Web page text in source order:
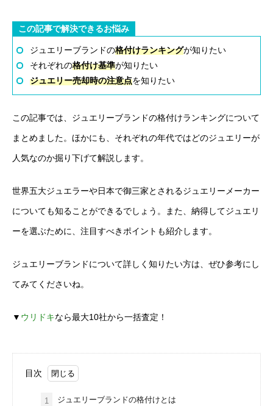
この記事で解決できるお悩み
ジュエリーブランドの格付けランキングが知りたい
それぞれの格付け基準が知りたい
ジュエリー売却時の注意点を知りたい
この記事では、ジュエリーブランドの格付けランキングについて
まとめました。ほかにも、それぞれの年代ではどのジュエリーが
人気なのか掘り下げて解説します。
世界五大ジュエラーや日本で御三家とされるジュエリーメーカー
についても知ることができるでしょう。また、納得してジュエリ
ーを選ぶために、注目すべきポイントも紹介します。
ジュエリーブランドについて詳しく知りたい方は、ぜひ参考にし
てみてくださいね。
▼ ウリドキなら最大10社から一括査定！
目次
1 ジュエリーブランドの格付けとは